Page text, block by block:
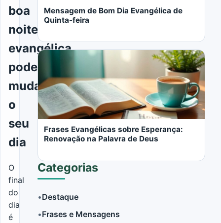
boa
noite
evangélica
pode
mudar
o
seu
dia
O
final
do
dia
é
Mensagem de Bom Dia Evangélica de
Quinta-feira
LER MAIS
Frases Evangélicas sobre Esperança:
Renovação na Palavra de Deus
LER MAIS
Categorias
•Destaque
•Frases e Mensagens